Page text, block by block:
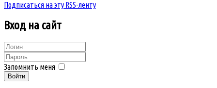
Подписаться на эту RSS-ленту
Вход на сайт
Запомнить меня
Войти